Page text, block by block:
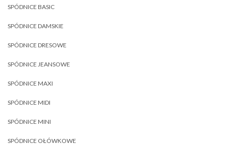
SPÓDNICE BASIC
SPÓDNICE DAMSKIE
SPÓDNICE DRESOWE
SPÓDNICE JEANSOWE
SPÓDNICE MAXI
SPÓDNICE MIDI
SPÓDNICE MINI
SPÓDNICE OŁÓWKOWE